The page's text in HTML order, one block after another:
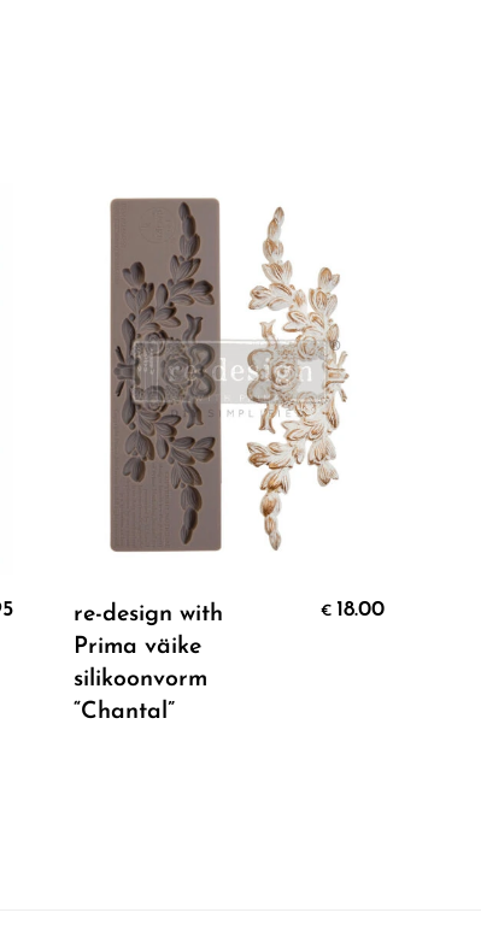
Add To Cart
re-design with
Prima väike
silikoonvorm
“Chantal”
€ 18.00